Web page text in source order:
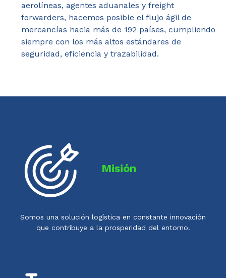
aerolíneas, agentes aduanales y freight
forwarders, hacemos posible el flujo ágil de
mercancías hacia más de 192 países, cumpliendo
siempre con los más altos estándares de
seguridad, eficiencia y trazabilidad.
Misión
Somos una solución logística en constante innovación
que contribuye a la prosperidad del entorno.